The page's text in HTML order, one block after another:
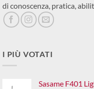
di conoscenza, pratica,
I PIÙ VOTATI
Sasame F401